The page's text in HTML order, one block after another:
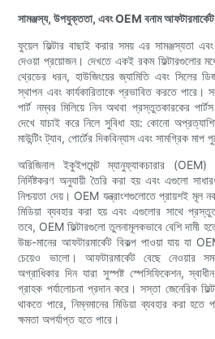
সামঞ্জস্য, উপযুক্ততা, এবং OEM বনাম আফটারমার্কেট
ফুয়েল ফিল্টার বাছাই করার সময় এর সামঞ্জস্যতা
দেওয়া প্রয়োজন। দেখতে একই রকম ফিল্টারগুলোর
থ্রেডের ধরন, হাউজিংয়ের জ্যামিতি এবং সিলের
স্থাপন এবং কার্যকারিতাকে প্রভাবিত করতে
পার্ট নম্বর মিলিয়ে নিন অথবা প্রস্তুতকারকের
দেখে যাচাই করে নিলে সুবিধা হয়: কোনো
মাউন্টিং ট্যাব, পোর্টের দিকবিন্যাস এবং সামগ্রিক
অরিজিনাল ইকুইপমেন্ট ম্যানুফ্যাকচারার (OEM)
নির্দিষ্টকরণ অনুযায়ী তৈরি করা হয় এবং এগুলো
নিশ্চয়তা দেয়। OEM যন্ত্রাংশগুলোতে প্রায়শই মূল
মিডিয়া ব্যবহার করা হয় এবং এগুলোর সাথে
তবে, OEM ফিল্টারগুলো তুলনামূলকভাবে বেশি দামী
উচ্চ-মানের আফটারমার্কেট বিকল্প পাওয়া যায় যা
চেয়েও ভালো। আফটারমার্কেট বেছে নেওয়ার
অগ্রাধিকার দিন যারা সুস্পষ্ট স্পেসিফিকেশন,
গ্রাহক পর্যালোচনা প্রদান করে। সস্তা জেনেরিক
থাকতে পারে, নিম্নমানের মিডিয়া ব্যবহার করা
ক্ষমতা অপর্যাপ্ত হতে পারে।